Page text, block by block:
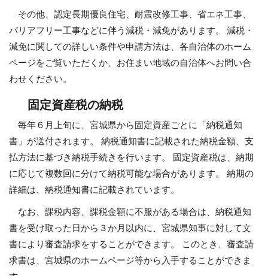
その他、認定長期優良住宅、耐震改修工事、省エネ工事、
バリアフリー工事などに伴う減税・減免があります。 減税・
減免に関しての詳しい条件や申請方法は、各自治体のホーム
ページをご覧いただくか、お住まい地域の自治体へお問い合
わせください。
固定資産税の納税
毎年６月上旬に、宮城県から固定資産ごとに「納税通知
書」が送付されます。 納税通知書に記載された納税金額、支
払方法に基づき納税手続きを行います。 固定資産税は、納期
に応じて複数回に分けて納税可能な場合があります。 納期の
詳細は、納税通知書に記載されています。
なお、課税内容、課税金額に不服がある場合は、納税通知
書を受け取った日から３か月以内に、宮城県知事に対して文
書により審査請求をすることができます。 このとき、審査請
求書は、宮城県のホームページ等から入手することができま